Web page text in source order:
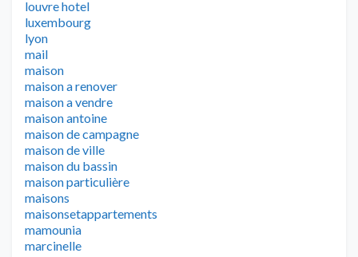
louvre hotel
luxembourg
lyon
mail
maison
maison a renover
maison a vendre
maison antoine
maison de campagne
maison de ville
maison du bassin
maison particulière
maisons
maisonsetappartements
mamounia
marcinelle